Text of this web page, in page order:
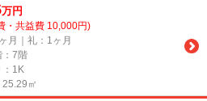
万円
・共益費 10,000円)
月｜礼：1ヶ月
：7階
：1K
㎡